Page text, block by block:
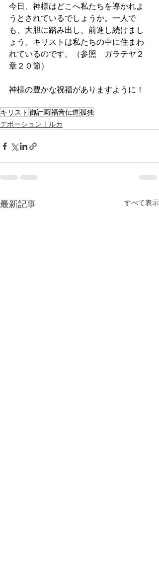
今日、神様はどこへ私たちを導かれよ
うとされているでしょうか。一人で
も、大胆に踏み出し、前進し続けまし
ょう。キリストは私たちの中に住まわ
れているのです。（参照　ガラテヤ２
章２０節）
神様の豊かな祝福がありますように！
キリスト 御計画福音伝道孤独
デボーション｜ルカ
最新記事 すべて表示